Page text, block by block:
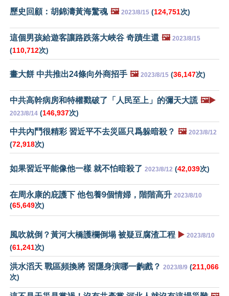
歷史回顧：胡錦濤黃海驚魂 🖼️ 2023/8/15 (124,751次)
這個男孩給遊客讓路跌落大峽谷 奇蹟生還 🖼️ 2023/8/15
(110,712次)
畫大餅 中共推出24條向外商招手 🖼️ 2023/8/15 (36,147次)
中共高幹病房和特權戳破了「人民至上」的彌天大謊 🖼️▶️
2023/8/14 (146,937次)
中共內鬥很精彩 習近平不去災區只爲躲暗殺？ 🖼️ 2023/8/12
(72,918次)
如果習近平能像他一樣 就不怕暗殺了 2023/8/12 (42,039次)
在周永康的庇護下 他包養9個情婦，階階高升 2023/8/10
(65,649次)
風吹就倒？黃河大橋護欄倒塌 被疑豆腐渣工程 ▶️ 2023/8/10
(61,241次)
洪水滔天 戰區頻換將 習隱身演哪一齣戲？ 2023/8/9 (211,066
次)